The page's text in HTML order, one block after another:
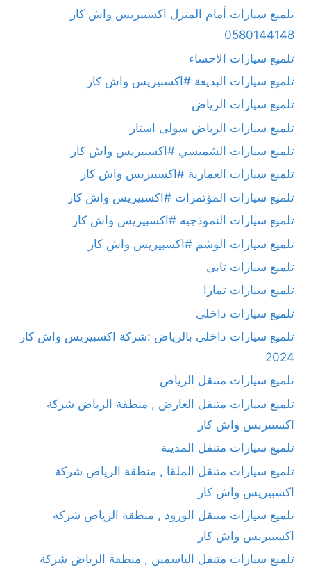
تلميع سيارات أمام المنزل اكسبيريس واش كار
0580144148
تلميع سيارات الاحساء
تلميع سيارات البديعة #اكسبيريس واش كار
تلميع سيارات الرياض
تلميع سيارات الرياض سولى استار
تلميع سيارات الشميسي #اكسبيريس واش كار
تلميع سيارات العمارية #اكسبيريس واش كار
تلميع سيارات المؤتمرات #اكسبيريس واش كار
تلميع سيارات النموذجيه #اكسبيريس واش كار
تلميع سيارات الوشم #اكسبيريس واش كار
تلميع سيارات تابى
تلميع سيارات تمارا
تلميع سيارات داخلى
تلميع سيارات داخلى بالرياض :شركة اكسبيريس واش كار
2024
تلميع سيارات متنقل الرياض
تلميع سيارات متنقل العارض , منطقة الرياض شركة
اكسبيريس واش كار
تلميع سيارات متنقل المدينة
تلميع سيارات متنقل الملقا , منطقة الرياض شركة
اكسبيريس واش كار
تلميع سيارات متنقل الورود , منطقة الرياض شركة
اكسبيريس واش كار
تلميع سيارات متنقل الياسمين , منطقة الرياض شركة